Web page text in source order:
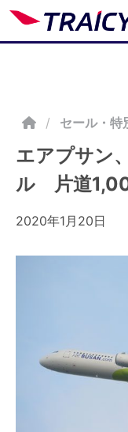
/ セール・特
エアプサン
ル 片道
2020年1月20日